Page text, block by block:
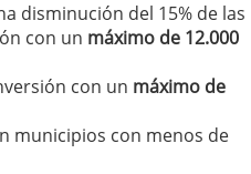
disminución del 15% de las
con un máximo de 12.000
con un máximo de
municipios con menos de